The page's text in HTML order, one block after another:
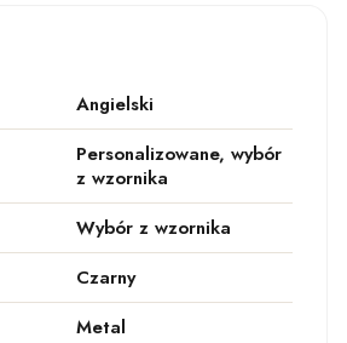
Angielski
Personalizowane, wybór
z wzornika
Wybór z wzornika
Czarny
Metal